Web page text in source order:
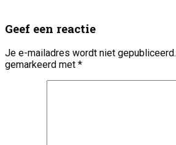
Geef een reactie
Je e-mailadres wordt niet gepubliceerd.
gemarkeerd met *